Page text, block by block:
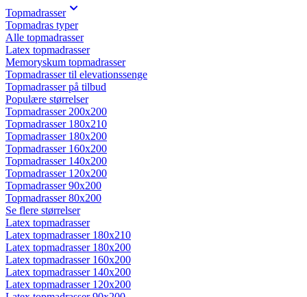
Topmadrasser
Topmadras typer
Alle topmadrasser
Latex topmadrasser
Memoryskum topmadrasser
Topmadrasser til elevationssenge
Topmadrasser på tilbud
Populære størrelser
Topmadrasser 200x200
Topmadrasser 180x210
Topmadrasser 180x200
Topmadrasser 160x200
Topmadrasser 140x200
Topmadrasser 120x200
Topmadrasser 90x200
Topmadrasser 80x200
Se flere størrelser
Latex topmadrasser
Latex topmadrasser 180x210
Latex topmadrasser 180x200
Latex topmadrasser 160x200
Latex topmadrasser 140x200
Latex topmadrasser 120x200